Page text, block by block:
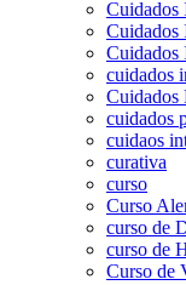
Cuidados
Cuidados
Cuidados
cuidados
Cuidados
cuidados
cuidaos
curativa
curso
Curso
curso de
curso de
Curso de